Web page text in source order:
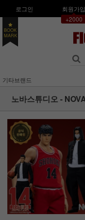
로그인
회원가입
+2000
BOOK
MARK
기타브랜드
노바스튜디오 -